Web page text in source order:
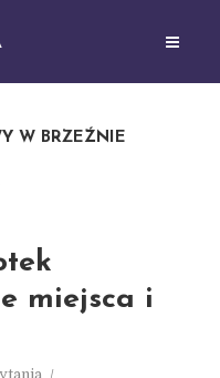
W BRZEŹNIE
miejsca i